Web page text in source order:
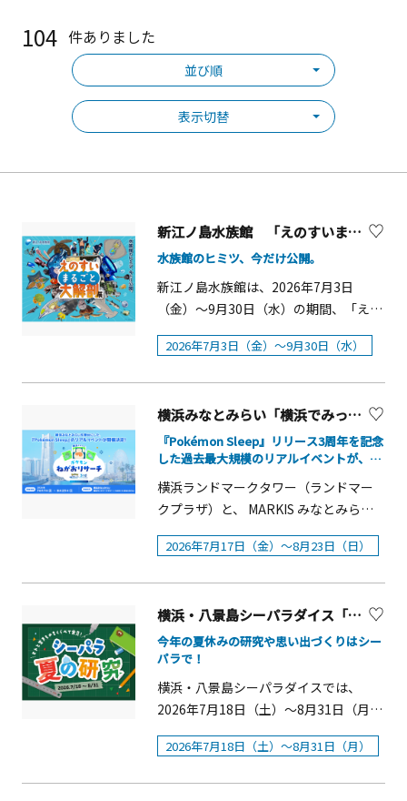
104 件ありました
並び順
表示切替
新江ノ島水族館 「えのすいまるごと大解剖展」【藤沢市】
水族館のヒミツ、今だけ公開。
新江ノ島水族館は、2026年7月3日
（金）～9月30日（水）の期間、「えの
すいまるごと大解剖展」を開催しま
す。&nbsp; 水族館で暮らす生き物たち
舞台裏を「生物」「技術」「情熱」の3
つの視点から紹介する企画展です。湘
南の特産品として親しまれるシラス
（カタクチイワシの仔魚）をテーマ
に、飼育・繁殖の工夫や体の仕組みを
大解剖」など、館内各所で普段は見る
す。 &nbsp; ■営業時間7月3日（金）
～7月17日（金）&nbsp;9：00～17：
00&nbsp; 7月18日（土） 9：00～18：
00 7月19日（日）&nbsp;8：00～19：
00 7月20日（祝・月）～8月8日（土）
日（土） 8：00～19：:00 （入場事前予
日（月） 9：00～18：00 9月1日（火）
2026年7月3日（金）～9月30日（水）
横浜みなとみらい「横浜でみっけ！ポケモンねがおリサーチ」
『Pokémon Sleep』リリース3周年を記念
した過去最大規模のリアルイベントが、横
横浜ランドマークタワー（ランドマー
クプラザ）と、 MARKIS みなとみらい
では、2026年7月17日（金）～8月23日
（日）の期間に 「Pok&eacute;mon
MITSUBISHI ESTATE GROUP」を開催
します。横浜ランドマークタワー（ラ
ンドマークプラザ）とMARK IS みなと
みらいを舞台に、さまざまなポケモン
の寝顔を探すスタンプラリーやフォト
プラザには巨大なカビゴンが眠る「お
2026年7月17日（金）～8月23日（日）
横浜・八景島シーパラダイス「シーパラ夏の研究」
今年の夏休みの研究や思い出づくりはシー
パラで！
横浜・八景島シーパラダイスでは、
2026年7月18日（土）～8月31日（月）
の期間、夏休みの研究や思い出づくり
にぴったりな企画「シーパラ夏の研
2026年7月18日（土）～8月31日（月）